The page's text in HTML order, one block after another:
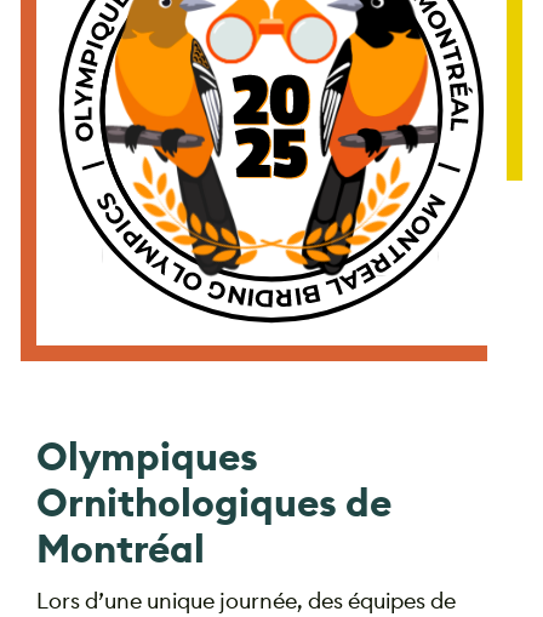
Olympiques
Ornithologiques de
Montréal
Lors d’une unique journée, des équipes de